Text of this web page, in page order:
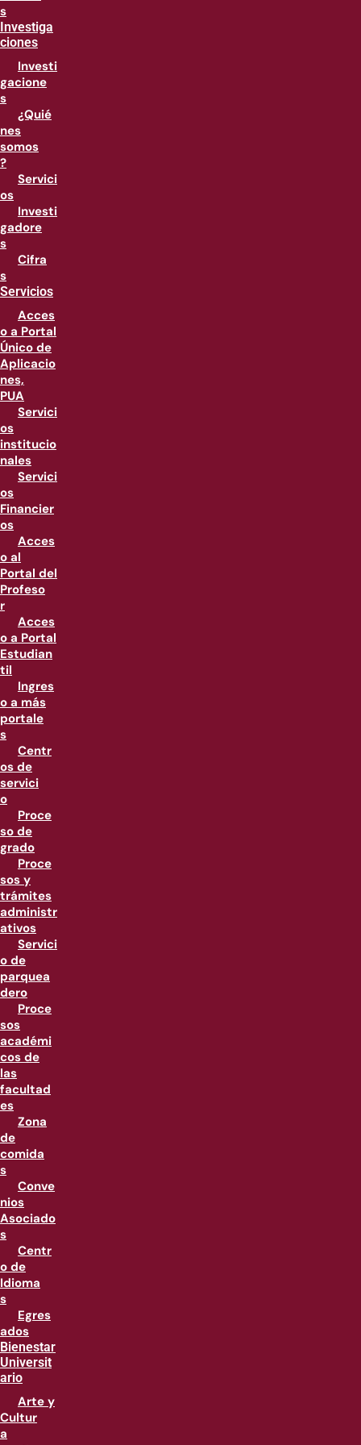
s
Investiga
ciones
Investi
gacione
s
¿Quié
nes
somos
?
Servici
os
Investi
gadore
s
Cifra
s
Servicios
Acces
o a Portal
Único de
Aplicacio
nes,
PUA
Servici
os
institucio
nales
Servici
os
Financier
os
Acces
o al
Portal del
Profeso
r
Acces
o a Portal
Estudian
til
Ingres
o a más
portale
s
Centr
os de
servici
o
Proce
so de
grado
Proce
sos y
trámites
administr
ativos
Servici
o de
parquea
dero
Proce
sos
académi
cos de
las
facultad
es
Zona
de
comida
s
Conve
nios
Asociado
s
Centr
o de
Idioma
s
Egres
ados
Bienestar
Universit
ario
Arte y
Cultur
a